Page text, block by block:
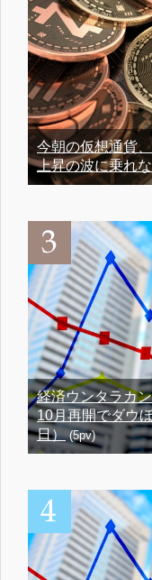
今朝の仮想通貨
上昇の波に乗れ
経済ウンタラカ
10月再開でダウ
日）(5pv)